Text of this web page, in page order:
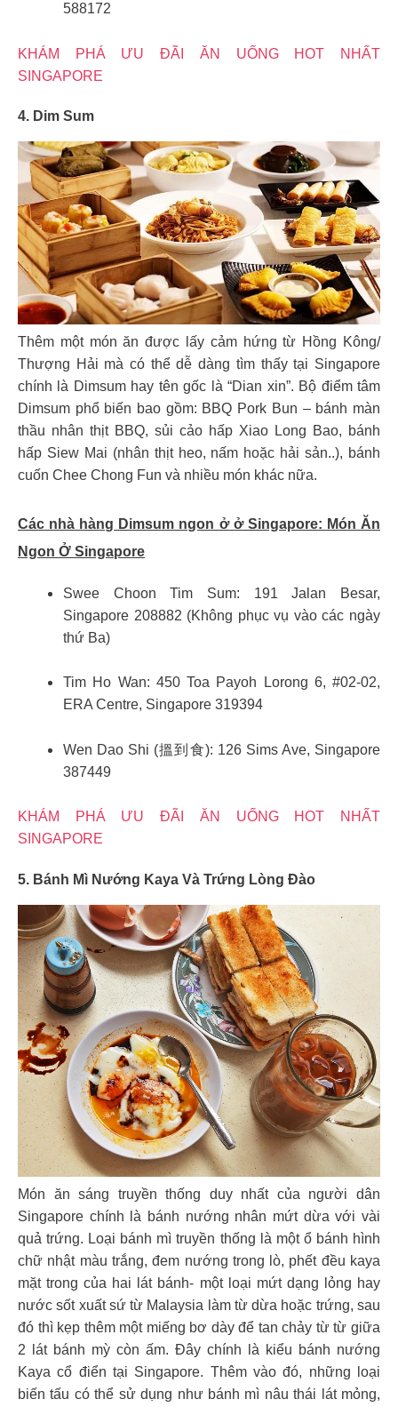
588172
KHÁM PHÁ ƯU ĐÃI ĂN UỐNG HOT NHẤT
SINGAPORE
4. Dim Sum
Thêm một món ăn được lấy cảm hứng từ Hồng Kông/
Thượng Hải mà có thể dễ dàng tìm thấy tại Singapore
chính là Dimsum hay tên gốc là “Dian xin”. Bộ điểm tâm
Dimsum phổ biến bao gồm: BBQ Pork Bun – bánh màn
thầu nhân thịt BBQ, sủi cảo hấp Xiao Long Bao, bánh
hấp Siew Mai (nhân thịt heo, nấm hoặc hải sản..), bánh
cuốn Chee Chong Fun và nhiều món khác nữa.
Các nhà hàng Dimsum ngon ở ở Singapore: Món Ăn
Ngon Ở Singapore
Swee Choon Tim Sum: 191 Jalan Besar,
Singapore 208882 (Không phục vụ vào các ngày
thứ Ba)
Tim Ho Wan: 450 Toa Payoh Lorong 6, #02-02,
ERA Centre, Singapore 319394
Wen Dao Shi (搵到食): 126 Sims Ave, Singapore
387449
KHÁM PHÁ ƯU ĐÃI ĂN UỐNG HOT NHẤT
SINGAPORE
5. Bánh Mì Nướng Kaya Và Trứng Lòng Đào
Món ăn sáng truyền thống duy nhất của người dân
Singapore chính là bánh nướng nhân mứt dừa với vài
quả trứng. Loại bánh mì truyền thống là một ổ bánh hình
chữ nhật màu trắng, đem nướng trong lò, phết đều kaya
mặt trong của hai lát bánh- một loại mứt dạng lỏng hay
nước sốt xuất sứ từ Malaysia làm từ dừa hoặc trứng, sau
đó thì kẹp thêm một miếng bơ dày để tan chảy từ từ giữa
2 lát bánh mỳ còn ấm. Đây chính là kiểu bánh nướng
Kaya cổ điển tại Singapore. Thêm vào đó, những loại
biến tấu có thể sử dụng như bánh mì nâu thái lát mỏng,